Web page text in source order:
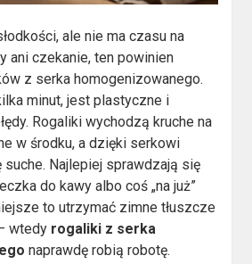
ale nie ma czasu na
ani czekanie, ten powinien
z serka homogenizowanego.
minut, jest plastyczne i
Rogaliki wychodzą kruche na
w środku, a dzięki serkowi
suche. Najlepiej sprawdzają się
do kawy albo coś „na już”
to utrzymać zimne tłuszcze
wtedy rogaliki z serka
naprawdę robią robotę.